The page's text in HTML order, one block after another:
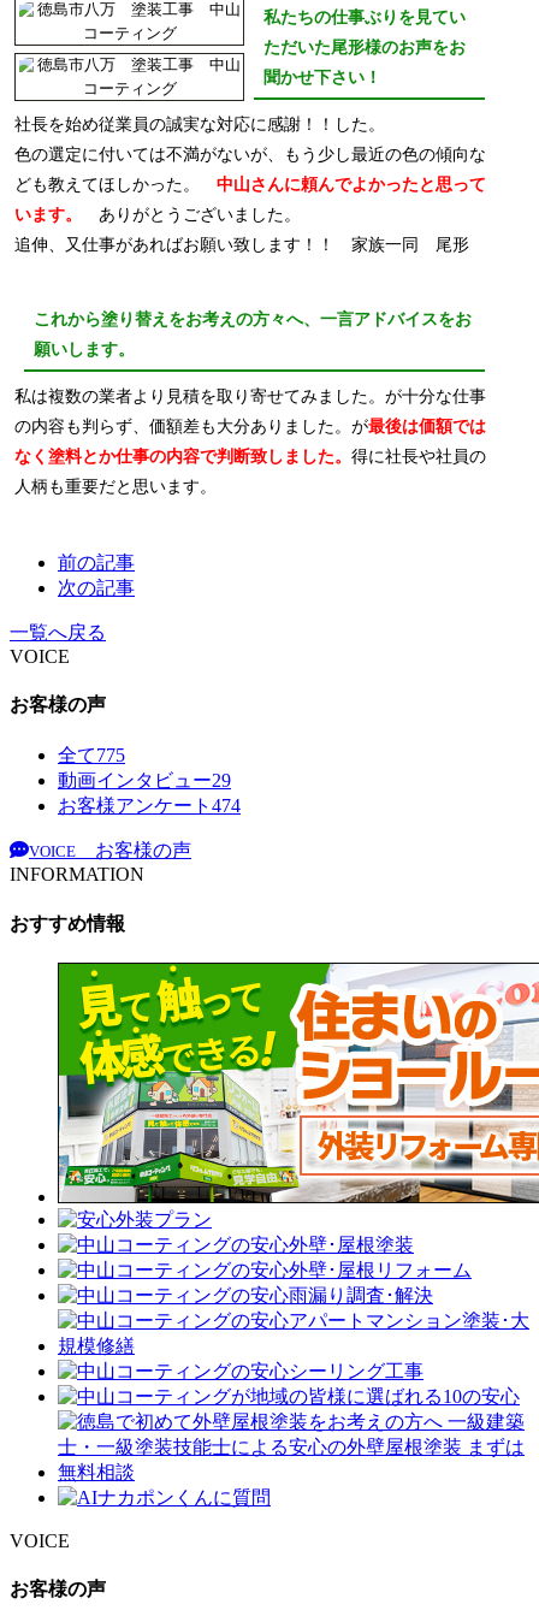
私たちの仕事ぶりを見てい
ただいた尾形様のお声をお
聞かせ下さい！
社長を始め従業員の誠実な対応に感謝！！した。
色の選定に付いては不満がないが、もう少し最近の色の傾向な
ども教えてほしかった。
中山さんに頼んでよかったと思って
います。
ありがとうございました。
追伸、又仕事があればお願い致します！！ 家族一同 尾形
これから塗り替えをお考えの方々へ、一言アドバイスをお
願いします。
私は複数の業者より見積を取り寄せてみました。が十分な仕事
の内容も判らず、価額差も大分ありました。が最後は価額では
なく塗料とか仕事の内容で判断致しました。得に社長や社員の
人柄も重要だと思います。
前の記事
次の記事
一覧へ戻る
VOICE
お客様の声
全て775
動画インタビュー29
お客様アンケート 474
VOICE
お客様の声
INFORMATION
おすすめ情報
VOICE
お客様の声